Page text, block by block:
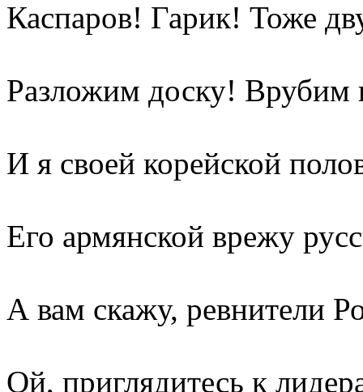
Каспаров! Гарик! Тоже
Разложим доску! Врубим
И я своей корейской
Его армянской врежу
А вам скажу, ревнители
Ой, приглядитесь к